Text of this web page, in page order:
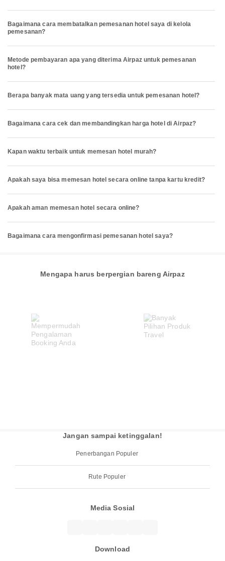
Bagaimana cara membatalkan pemesanan hotel saya di kelola
pemesanan?
Metode pembayaran apa yang diterima Airpaz untuk pemesanan
hotel?
Berapa banyak mata uang yang tersedia untuk pemesanan hotel?
Bagaimana cara cek dan membandingkan harga hotel di Airpaz?
Kapan waktu terbaik untuk memesan hotel murah?
Apakah saya bisa memesan hotel secara online tanpa kartu kredit?
Apakah aman memesan hotel secara online?
Bagaimana cara mengonfirmasi pemesanan hotel saya?
Mengapa harus berpergian bareng Airpaz
Jangan sampai ketinggalan!
Penerbangan Populer
Rute Populer
Media Sosial
Download